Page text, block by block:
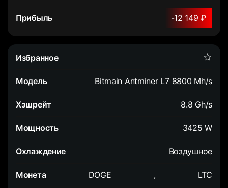
-12 149 ₽
Bitmain Antminer L7 8800 Mh/s
8.8 Gh/s
3425 W
Воздушное
DOGE , LTC